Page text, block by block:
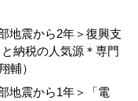
地震から2年＞復興支
納税の人気源＊専門
輔）
地震から1年＞「電